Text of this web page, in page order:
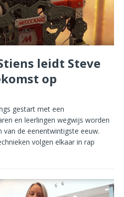
leidt Steve
op
gestart met een
en leerlingen wegwijs worden
van de eenentwintigste eeuw.
volgen elkaar in rap